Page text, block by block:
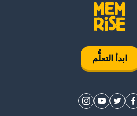
ابدأ التعلُّم